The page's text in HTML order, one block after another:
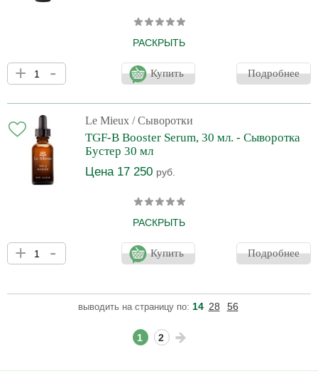
РАСКРЫТЬ
Отмеченная наградами сыворотка на основе гиалуроновой
кислоты глубоко увлажняет, повышает упругость, уменьшает
тонкие линии и морщины и восстанавливает сияние. Усиливает
за кожей. Содержит более 6 форм гиалуроновой кислоты,
запатентованный трансформирующий фактор роста,
ацетилоктапептид-3 (SNAP-8) и супероксиддисмутазу для
исключительных антивозрастных свойств. Уменьшает
появление
+ - Купить Подробнее
Le Mieux / Сыворотки
TGF-B Booster Serum, 30 мл. - Сыворотка
Бустер 30 мл
Цена 17 250 руб.
РАСКРЫТЬ
Отмеченная наградами сыворотка на основе гиалуроновой
кислоты глубоко увлажняет, повышает упругость, уменьшает
тонкие линии и морщины и восстанавливает сияние. Усиливает
запатентованный трансформирующий фактор роста,
ацетилоктапептид-3 (SNAP-8) и супероксиддисмутазу для
+ - Купить Подробнее
выводить на страницу по: 14 28 56
1 2